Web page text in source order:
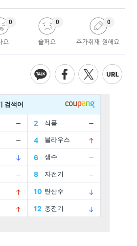
요
0
슬퍼요
0
추가취재 원해요
0